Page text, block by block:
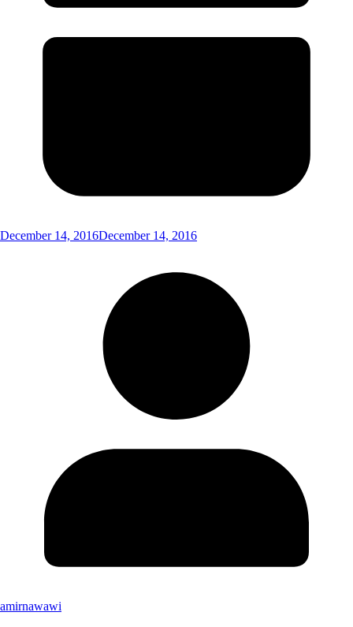
December 14, 2016December 14, 2016
amirnawawi